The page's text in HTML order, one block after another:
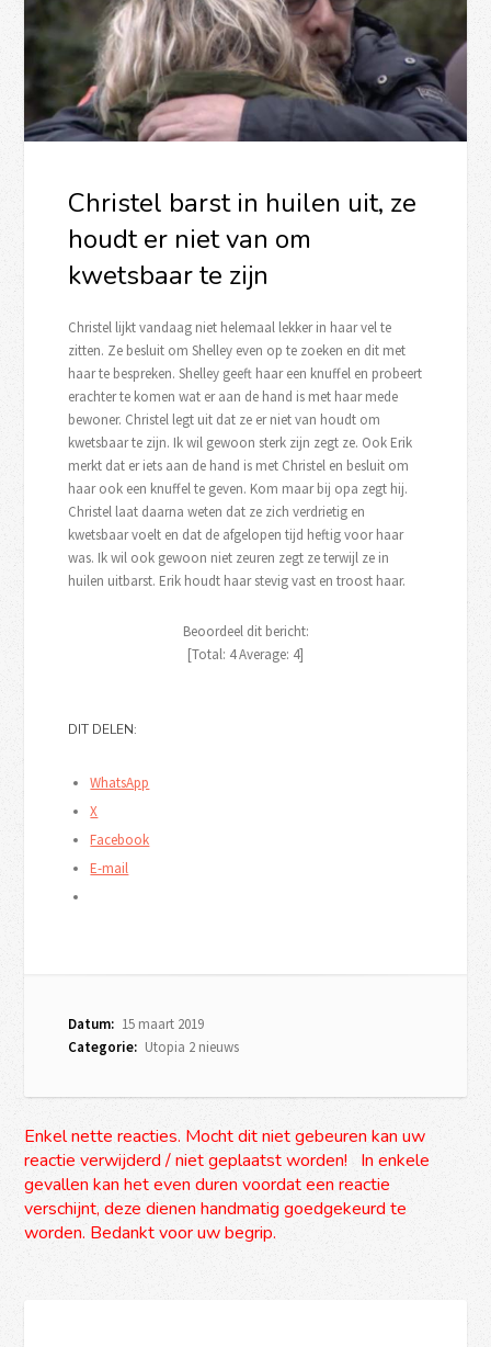
Christel barst in huilen uit, ze
houdt er niet van om
kwetsbaar te zijn
Christel lijkt vandaag niet helemaal lekker in haar vel te
zitten. Ze besluit om Shelley even op te zoeken en dit met
haar te bespreken. Shelley geeft haar een knuffel en probeert
erachter te komen wat er aan de hand is met haar mede
bewoner. Christel legt uit dat ze er niet van houdt om
kwetsbaar te zijn. Ik wil gewoon sterk zijn zegt ze. Ook Erik
merkt dat er iets aan de hand is met Christel en besluit om
haar ook een knuffel te geven. Kom maar bij opa zegt hij.
Christel laat daarna weten dat ze zich verdrietig en
kwetsbaar voelt en dat de afgelopen tijd heftig voor haar
was. Ik wil ook gewoon niet zeuren zegt ze terwijl ze in
huilen uitbarst. Erik houdt haar stevig vast en troost haar.
Beoordeel dit bericht:
[Total: 4Average: 4]
DIT DELEN:
WhatsApp
X
Facebook
E-mail
Datum: 15 maart 2019
Categorie: Utopia 2 nieuws
Enkel nette reacties. Mocht dit niet gebeuren kan uw
reactie verwijderd / niet geplaatst worden! In enkele
gevallen kan het even duren voordat een reactie
verschijnt, deze dienen handmatig goedgekeurd te
worden. Bedankt voor uw begrip.